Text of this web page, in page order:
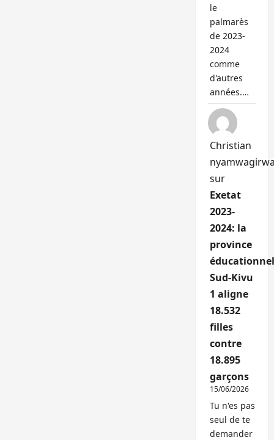
le
palmarès
de 2023-
2024
comme
d'autres
années.…
Christian
sur
Exetat
2023-
2024: la
province
Sud-Kivu
1 aligne
18.532
filles
contre
18.895
garçons
15/06/2026
Tu n'es pas
seul de te
demander